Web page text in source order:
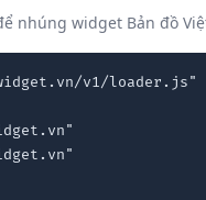
nhúng widget Bản đồ
v1/loader.js"